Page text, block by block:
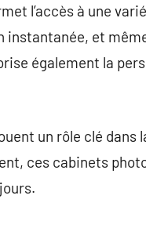
l’accès à une
et
également la
un rôle clé
ces cabinets